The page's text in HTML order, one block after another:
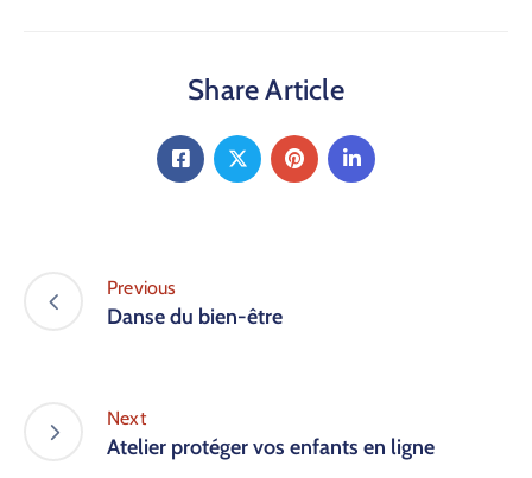
Share Article
Previous
Danse du bien-être
Next
Atelier protéger vos enfants en ligne